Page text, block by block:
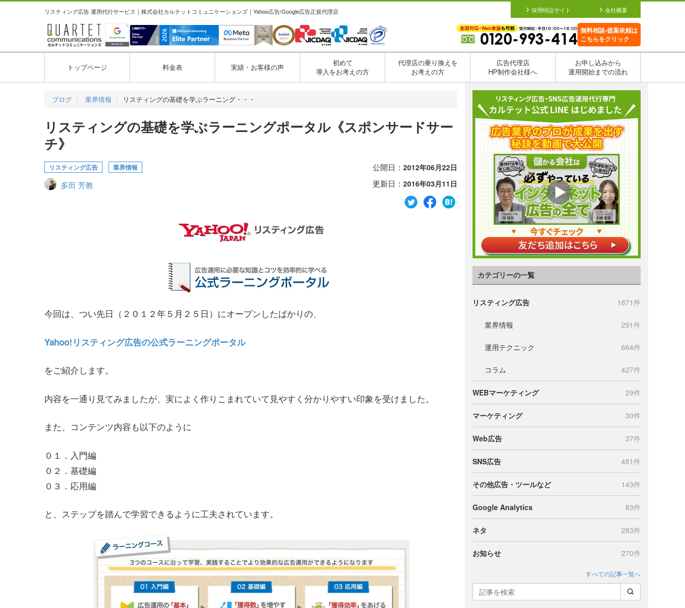
リスティング広告 運用代行サービス｜株式会社カルテットコミュニケーションズ｜Yahoo広告/Google広告正規代理店 採用特設サイト 会社概要
無料相談•提案依頼は
こちらをクリック
トップページ 料金表 実績・お客様の声
初めて
導入をお考えの方
代理店の乗り換えを
お考えの方
広告代理店
HP制作会社様へ
お申し込みから
運用開始までの流れ
ブログ 業界情報 リスティングの基礎を学ぶラーニング・・・
リスティングの基礎を学ぶラーニングポータル《スポンサードサー
チ》
リスティング広告 業界情報
多田 芳教
公開日： 2012年06月22日
更新日： 2016年03月11日
今回は、つい先日（２０１２年５月２５日）にオープンしたばかりの、
Yahoo!リスティング広告の公式ラーニングポータル
をご紹介します。
内容を一通り見てみましたが、実によく作りこまれていて見やすく分かりやすい印象を受けました。
また、コンテンツ内容も以下のように
０１．入門編
０２．基礎編
０３．応用編
と、ステップを踏んで学習できるように工夫されています。
カテゴリーの一覧
リスティング広告 1871件
業界情報 291件
運用テクニック 664件
コラム 427件
WEBマーケティング 29件
マーケティング 30件
Web広告 37件
SNS広告 481件
その他広告・ツールなど 143件
Google Analytics 83件
ネタ 283件
お知らせ 270件
すべての記事一覧へ